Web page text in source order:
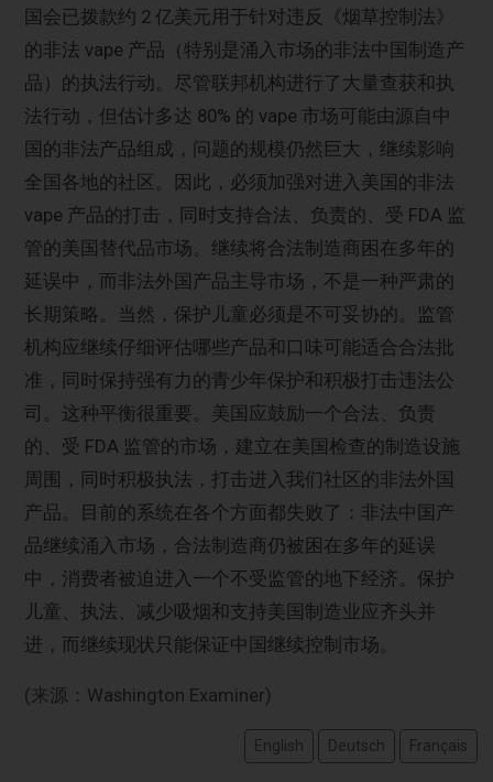
国会已拨款约 2 亿美元用于针对违反《烟草控制法》
的非法 vape 产品（特别是涌入市场的非法中国制造产
品）的执法行动。尽管联邦机构进行了大量查获和执
法行动，但估计多达 80% 的 vape 市场可能由源自中
国的非法产品组成，问题的规模仍然巨大，继续影响
全国各地的社区。因此，必须加强对进入美国的非法
vape 产品的打击，同时支持合法、负责的、受 FDA 监
管的美国替代品市场。继续将合法制造商困在多年的
延误中，而非法外国产品主导市场，不是一种严肃的
长期策略。当然，保护儿童必须是不可妥协的。监管
机构应继续仔细评估哪些产品和口味可能适合合法批
准，同时保持强有力的青少年保护和积极打击违法公
司。这种平衡很重要。美国应鼓励一个合法、负责
的、受 FDA 监管的市场，建立在美国检查的制造设施
周围，同时积极执法，打击进入我们社区的非法外国
产品。目前的系统在各个方面都失败了：非法中国产
品继续涌入市场，合法制造商仍被困在多年的延误
中，消费者被迫进入一个不受监管的地下经济。保护
儿童、执法、减少吸烟和支持美国制造业应齐头并
进，而继续现状只能保证中国继续控制市场。
(来源：Washington Examiner)
English Deutsch Français